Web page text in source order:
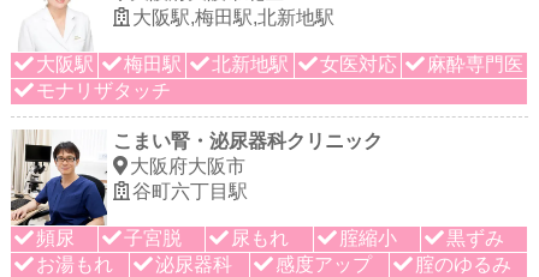
大阪駅,梅田駅,北新地駅
大阪駅 梅田駅 北新地駅 女医対応
麻酔専門医
モナリザタッチ
こまい腎・泌尿器科クリニック
大阪府大阪市
谷町六丁目駅
頻尿 子宮脱 尿もれ 腟縮小
黒ずみ
お湯もれ
泌尿器科 感度アップ
腟のゆるみ